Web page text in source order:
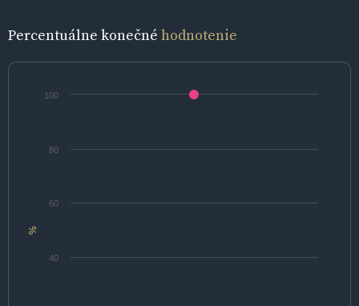
Percentuálne konečné hodnotenie
%
40
60
80
100